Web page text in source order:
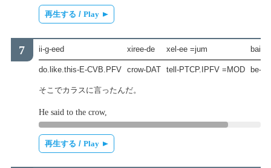
再生する /Play
ii-g-eed xiree-de xel-ee =jum bai-
do.like.this-E-CVB.PFV crow-DAT tell-PTCP.IPFV =MOD be-
そこでカラスに言ったんだ。
He said to the crow,
再生する /Play